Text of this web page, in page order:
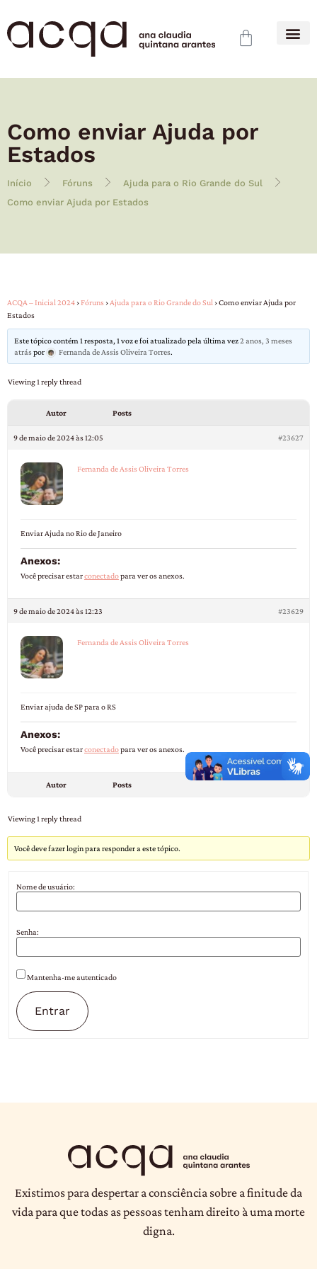
Como enviar Ajuda por
Estados
Início Fóruns
Ajuda para o Rio Grande do Sul
Como enviar Ajuda por Estados
ACQA – Inicial 2024 ›Fóruns › Ajuda para o Rio Grande do Sul ›Como enviar Ajuda por
Estados
Este tópico contém 1 resposta, 1 voz e foi atualizado pela última vez2 anos, 3 meses
atráspor Fernanda de Assis Oliveira Torres.
Viewing 1 reply thread
Autor Posts
9 de maio de 2024 às 12:05 #23627
Fernanda de Assis Oliveira Torres
Enviar Ajuda no Rio de Janeiro
Anexos:
Você precisar estarconectadopara ver os anexos.
9 de maio de 2024 às 12:23 #23629
Fernanda de Assis Oliveira Torres
Enviar ajuda de SP para o RS
Anexos:
Você precisar estarconectadopara ver os anexos.
Autor Posts
Viewing 1 reply thread
Você deve fazer login para responder a este tópico.
Nome de usuário:
Senha:
Mantenha-me autenticado
Entrar
Existimos para despertar a consciência sobre a finitude da
vida para que todas as pessoas tenham direito à uma morte
digna.